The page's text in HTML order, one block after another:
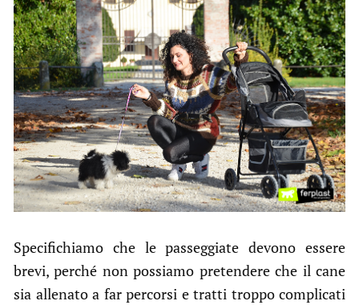
Specifichiamo che le passeggiate devono essere
brevi, perché non possiamo pretendere che il cane
sia allenato a far percorsi e tratti troppo complicati